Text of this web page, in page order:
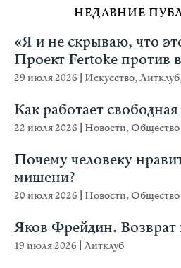
НЕДАВНИЕ
«Я и не скрываю, что
Проект Fertoke против
29 июля 2026 Искусство,Литклуб
Как работает
22 июля 2026 Новости,Общество
Почему человеку
мишени?
20 июля 2026 Новости,Общество
Яков Фрейдин. Возврат
19 июля 2026 Литклуб